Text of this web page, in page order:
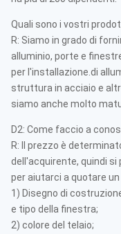
Quali sono i vostri
R: Siamo in grado di
alluminio, porte e
per l'installazione.di
struttura in acciaio e
siamo anche molto
D2: Come faccio a
R: Il prezzo è
dell'acquirente, quindi
per aiutarci a quotare
1) Disegno di
e tipo della finestra;
2) colore del telaio;